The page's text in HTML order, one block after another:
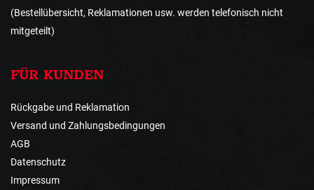
(Bestellübersicht, Reklamationen usw. werden telefonisch nicht
mitgeteilt)
FÜR KUNDEN
Rückgabe und Reklamation
Versand und Zahlungsbedingungen
AGB
Datenschutz
Impressum